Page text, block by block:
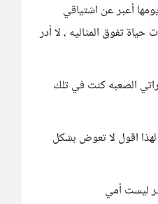
أعبر عن اشتياقي
تفوق المثاليه ، لا أدر
الصعبه كنت في تلك
اقول لا تعوض بشكل
ليست أمي